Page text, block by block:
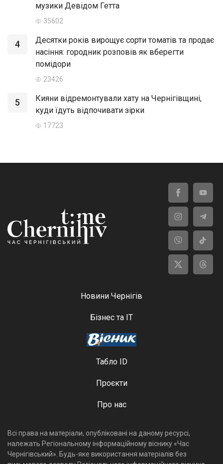
музики Девідом Гетта
35602
4
Десятки років вирощує сорти томатів та продає
насіння: городник розповів як вберегти
помідори
23426
5
Кияни відремонтували хату на Чернігівщині,
куди їдуть відпочивати зірки
17723
Новини Чернігів
Бізнес та ІТ
Табло ID
Проєкти
Про нас
Всі права на матеріали, опубліковані на даному ресурсі,
належать Регіональному інформаційному віснику «Час
Чернігівський». Будь-яке використання матеріалів без